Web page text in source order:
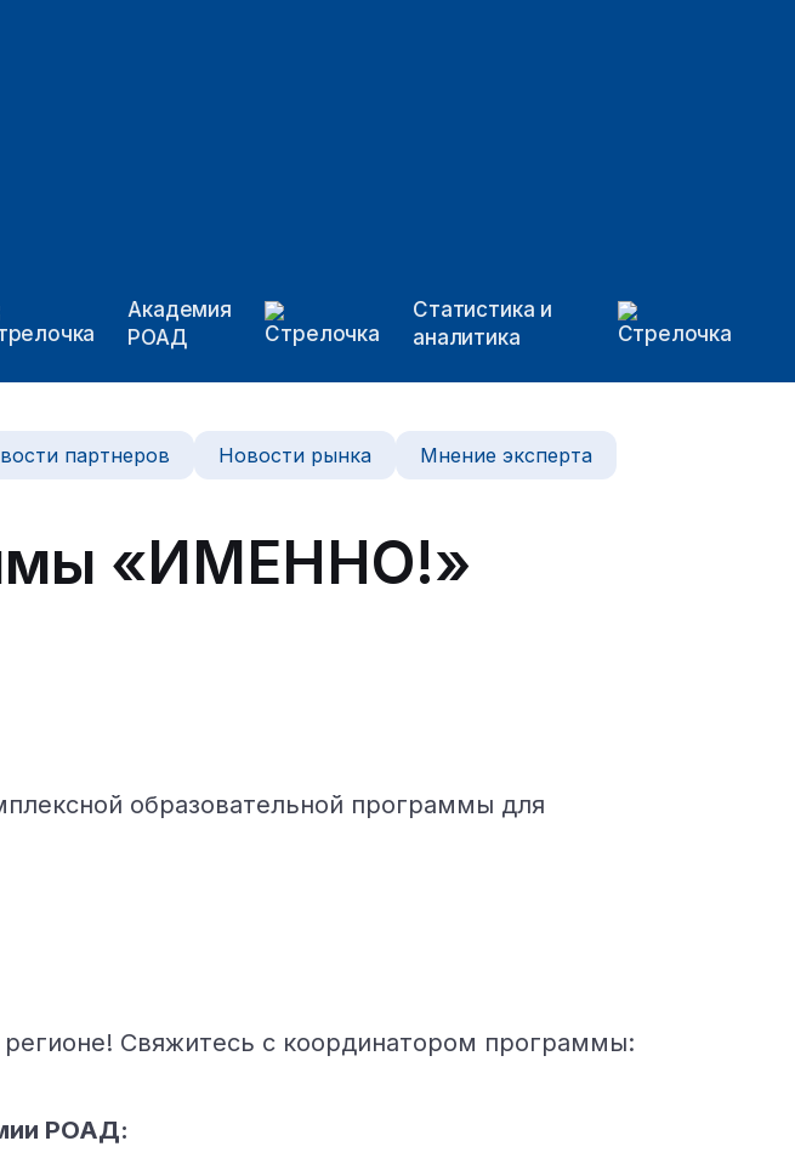
Академия
РОАД
Статистика и
аналитика
партнеров Новости рынка Мнение эксперта
«ИМЕННО!»
образовательной программы для
Свяжитесь с координатором программы:
РОАД: